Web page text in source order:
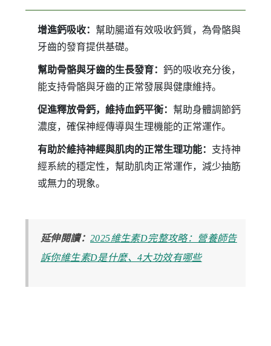
增進鈣吸收： 幫助腸道有效吸收鈣質，為骨骼與
牙齒的發育提供基礎。
幫助骨骼與牙齒的生長發育： 鈣的吸收充分後，
能支持骨骼與牙齒的正常發展與健康維持。
促進釋放骨鈣，維持血鈣平衡： 幫助身體調節鈣
濃度，確保神經傳導與生理機能的正常運作。
有助於維持神經與肌肉的正常生理功能： 支持神
經系統的穩定性，幫助肌肉正常運作，減少抽筋
或無力的現象。
延伸閱讀： 2025維生素D完整攻略：營養師告
訴你維生素D是什麼、4大功效有哪些